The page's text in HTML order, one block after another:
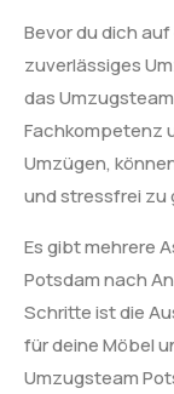
Bevor du dich
zuverlässiges
das
Fachkompetenz
Umzügen,
und stressfrei zu
Es gibt mehrere
Potsdam nach
Schritte ist die
für deine Möbel
Umzugsteam